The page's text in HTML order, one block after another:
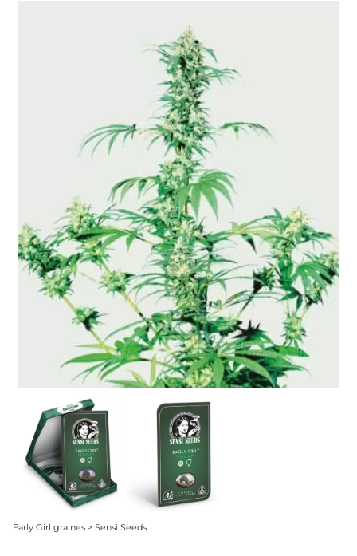
Early Girl graines > Sensi Seeds